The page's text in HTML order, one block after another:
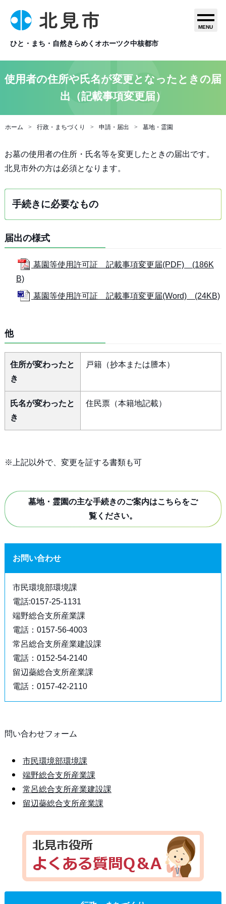
ひと・まち・自然きらめくオホーツク中核都市
MENU
使用者の住所や氏名が変更となったときの届
出（記載事項変更届）
ホーム 行政・まちづくり 申請・届出 墓地・霊園
お墓の使用者の住所・氏名等を変更したときの届出です。
北見市外の方は必須となります。
手続きに必要なもの
届出の様式
墓園等使用許可証 記載事項変更届(PDF) (186K
B)
墓園等使用許可証 記載事項変更届(Word) (24KB)
他
住所が変わったと
き
戸籍（抄本または謄本）
氏名が変わったと
き
住民票（本籍地記載）
※上記以外で、変更を証する書類も可
墓地・霊園の主な手続きのご案内はこちらをご
覧ください。
お問い合わせ
市民環境部環境課
電話:0157-25-1131
端野総合支所産業課
電話：0157-56-4003
常呂総合支所産業建設課
電話：0152-54-2140
留辺蘂総合支所産業課
電話：0157-42-2110
問い合わせフォーム
市民環境部環境課
端野総合支所産業課
常呂総合支所産業建設課
留辺蘂総合支所産業課